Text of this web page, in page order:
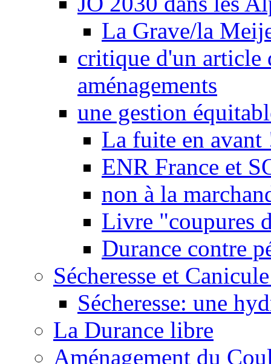
La Grave/la
critique d'un article
aménagements
une gestion
La fuite en avant
ENR France et
non à la
Livre "coupures
Durance contre
Sécheresse et
Sécheresse: une
La Durance libre
Aménagement du